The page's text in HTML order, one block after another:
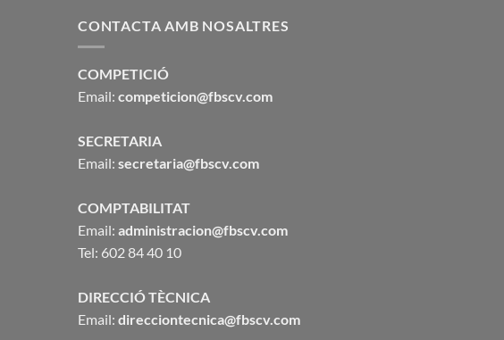
CONTACTA AMB NOSALTRES
COMPETICIÓ
Email: competicion@fbscv.com
SECRETARIA
Email: secretaria@fbscv.com
COMPTABILITAT
Email: administracion@fbscv.com
Tel: 602 84 40 10
DIRECCIÓ TÈCNICA
Email: direcciontecnica@fbscv.com